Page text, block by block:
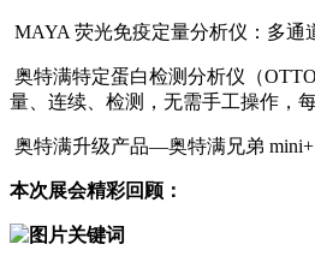
MAYA 荧光免疫定量分析仪：多通
奥特满特定蛋白检测分析仪（
量、连续、检测，无需手工操作，
奥特满升级产品—奥特满兄弟
本次展会精彩回顾：